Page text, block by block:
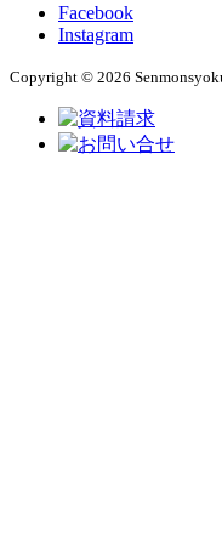
Facebook
Instagram
Copyright © 2026